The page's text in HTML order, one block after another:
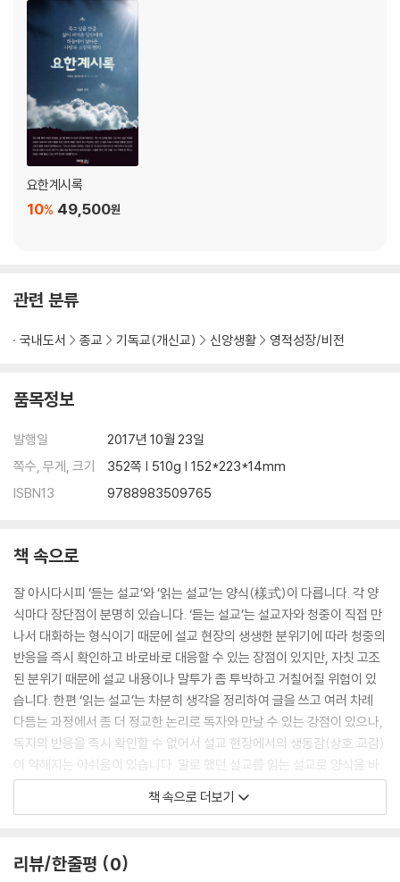
요한계시록
49,500원
10%
관련 분류
국내도서 종교 기독교(개신교) 신앙생활 영적성장/비전
품목정보
발행일
2017년 10월 23일
쪽수, 무게, 크기
352쪽 | 510g | 152*223*14mm
ISBN13
9788983509765
책 속으로
잘 아시다시피 ‘듣는 설교’와 ‘읽는 설교’는 양식(樣式)이 다릅니다. 각 양
식마다 장단점이 분명히 있습니다. ‘듣는 설교’는 설교자와 청중이 직접 만
나서 대화하는 형식이기 때문에 설교 현장의 생생한 분위기에 따라 청중의
반응을 즉시 확인하고 바로바로 대응할 수 있는 장점이 있지만, 자칫 고조
된 분위기 때문에 설교 내용이나 말투가 좀 투박하고 거칠어질 위험이 있
습니다. 한편 ‘읽는 설교’는 차분히 생각을 정리하여 글을 쓰고 여러 차례
다듬는 과정에서 좀 더 정교한 논리로 독자와 만날 수 있는 강점이 있으나,
독자의 반응을 즉시 확인할 수 없어서 설교 현장에서의 생동감(상호 교감)
이 약해지는 아쉬움이 있습니다. 말로 했던 설교를 읽는 설교로 양식을 바
꾸는 작업은 그래서 늘 조심스럽고, 어떤 점에서는 강해 내용을 전체적으
로 다시 써야 하는 수고가 뒤따릅니다. 다만, 수련회 현장에서 역사하신 성
을 다해 글을 썼지만 그럼에도 어쩔 수 없이 드러나는 아쉬움에 대해서는
책 속으로 더보기
리뷰/한줄평 0